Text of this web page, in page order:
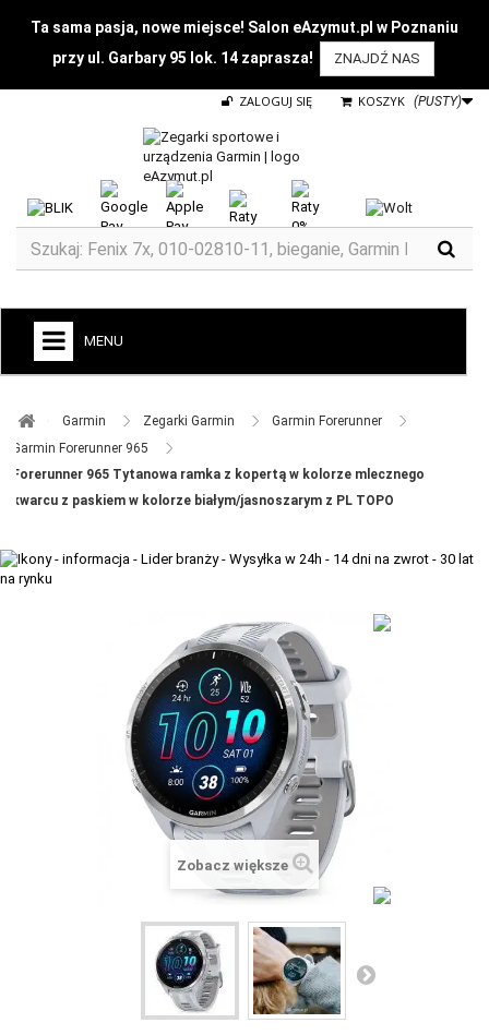
Ta sama pasja, nowe miejsce! Salon eAzymut.pl w Poznaniu
przy ul. Garbary 95 lok. 14 zaprasza!
ZNAJDŹ NAS
KOSZYK (PUSTY)
ZALOGUJ SIĘ
MENU
ZEGARKI DLA DZIECI GARMIN
ELITE
VOSTOK EUROPE ZEGARKI
VICTORINOX ZEGARKI
OBAKU DENMARK ZEGARKI
Garmin ​ Zegarki Garmin ​
Garmin Forerunner ​
Garmin Forerunner 965 ​
Forerunner 965 Tytanowa ramka z kopertą w kolorze mlecznego
kwarcu z paskiem w kolorze białym/jasnoszarym z PL TOPO
Zobacz większe